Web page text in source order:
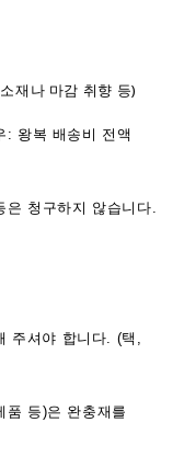
재나 마감 취향 등)
: 왕복 배송비 전액
청구하지 않습니다.
주셔야 합니다. (택,
등)은 완충재를